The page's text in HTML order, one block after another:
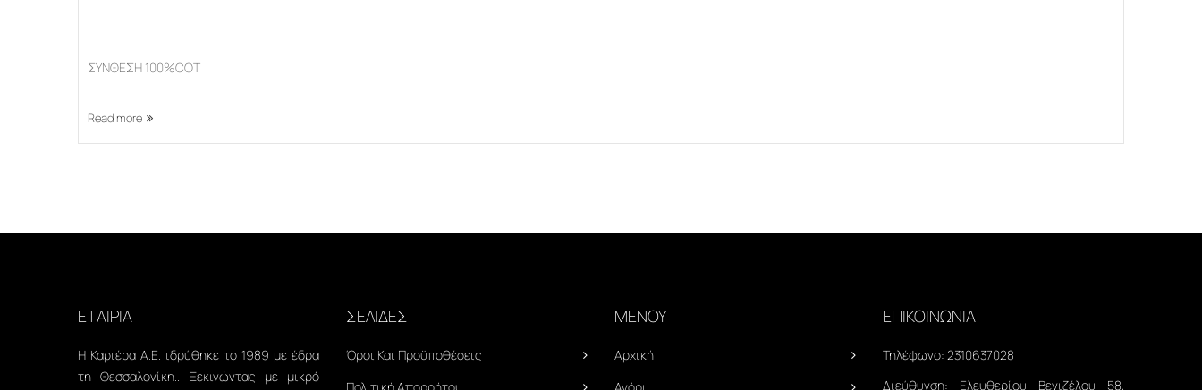
ΣΥΝΘΕΣΗ 100%COT
Read more
ΕΤΑΙΡΙΑ
Η Καριέρα Α.Ε. ιδρύθηκε το 1989 με έδρα
τη Θεσσαλονίκη.. Ξεκινώντας με μικρό
ΣΕΛΙΔΕΣ
Όροι Και Προϋποθέσεις
ΜΕΝΟΥ
Αρχική
ΕΠΙΚΟΙΝΩΝΙΑ
Τηλέφωνο: 2310637028
Διεύθυνση: Ελευθερίου Βενιζέλου 58,